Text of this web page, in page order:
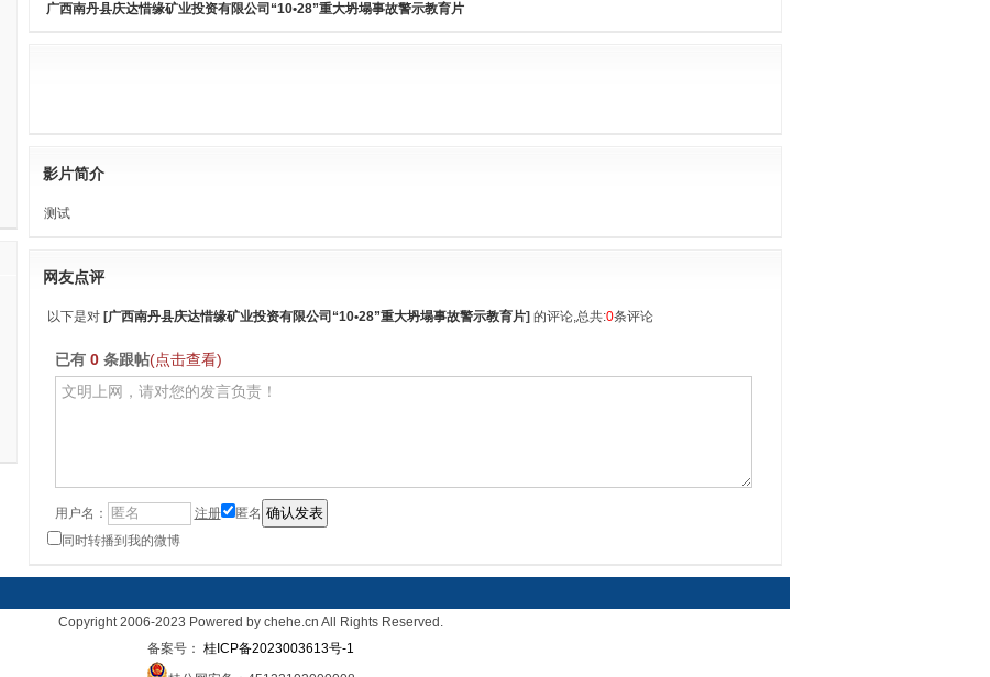
广西南丹县庆达惜缘矿业投资有限公司“10•28”重大坍塌事故警示教育片
影片简介
测试
网友点评
以下是对 [广西南丹县庆达惜缘矿业投资有限公司“10•28”重大坍塌事故警示教育片] 的评论,总共:0条评论
已有 0条跟帖(点击查看)
用户名： 注册
匿名
同时转播到我的微博
Copyright 2006-2023 Powered by chehe.cn All Rights Reserved.
备案号： 桂ICP备2023003613号-1